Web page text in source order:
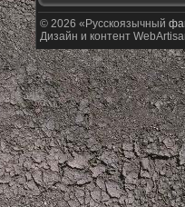
© 2026 «Русскоязычный
Дизайн и контент